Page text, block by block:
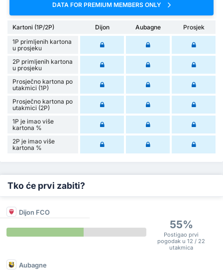
DATA FOR PREMIUM MEMBERS ONLY
Kartoni (1P/2P) Dijon Aubagne
Prosjek
1P primljenih kartona
u prosjeku
2P primljenih kartona
u prosjeku
Prosječno kartona po
utakmici (1P)
Prosječno kartona po
utakmici (2P)
1P je imao više
kartona %
2P je imao više
kartona %
Tko će prvi zabiti?
Dijon FCO
55%
Postigao prvi
pogodak u 12 / 22
utakmica
Aubagne